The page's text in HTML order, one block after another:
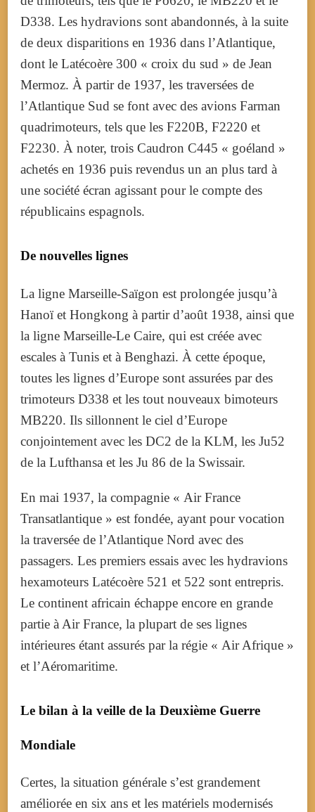
D338. Les hydravions sont abandonnés, à la suite
de deux disparitions en 1936 dans l’Atlantique,
dont le Latécoère 300 « croix du sud » de Jean
Mermoz. À partir de 1937, les traversées de
l’Atlantique Sud se font avec des avions Farman
quadrimoteurs, tels que les F220B, F2220 et
F2230. À noter, trois Caudron C445 « goéland »
achetés en 1936 puis revendus un an plus tard à
une société écran agissant pour le compte des
républicains espagnols.
De nouvelles lignes
La ligne Marseille-Saïgon est prolongée jusqu’à
Hanoï et Hongkong à partir d’août 1938, ainsi que
la ligne Marseille-Le Caire, qui est créée avec
escales à Tunis et à Benghazi. À cette époque,
toutes les lignes d’Europe sont assurées par des
trimoteurs D338 et les tout nouveaux bimoteurs
MB220. Ils sillonnent le ciel d’Europe
conjointement avec les DC2 de la KLM, les Ju52
de la Lufthansa et les Ju 86 de la Swissair.
En mai 1937, la compagnie « Air France
Transatlantique » est fondée, ayant pour vocation
la traversée de l’Atlantique Nord avec des
passagers. Les premiers essais avec les hydravions
hexamoteurs Latécoère 521 et 522 sont entrepris.
Le continent africain échappe encore en grande
partie à Air France, la plupart de ses lignes
intérieures étant assurés par la régie « Air Afrique »
et l’Aéromaritime.
Le bilan à la veille de la Deuxième Guerre
Mondiale
Certes, la situation générale s’est grandement
améliorée en six ans et les matériels modernisés